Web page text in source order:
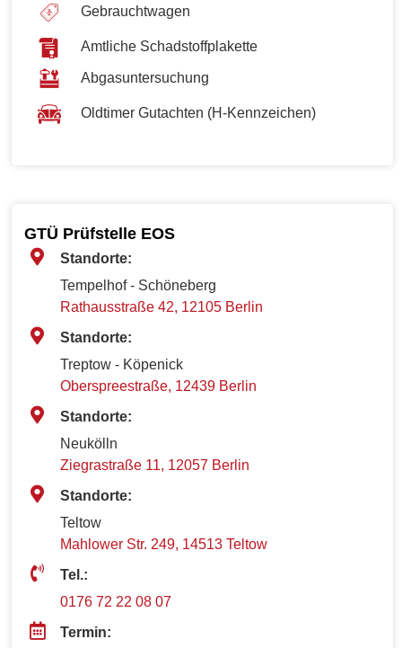
Gebrauchtwagen
Amtliche Schadstoffplakette
Abgasuntersuchung
Oldtimer Gutachten (H-Kennzeichen)
GTÜ Prüfstelle EOS
Standorte:
Tempelhof - Schöneberg
Rathausstraße 42, 12105 Berlin
Standorte:
Treptow - Köpenick
Oberspreestraße, 12439 Berlin
Standorte:
Neukölln
Ziegrastraße 11, 12057 Berlin
Standorte:
Teltow
Mahlower Str. 249, 14513 Teltow
Tel.:
0176 72 22 08 07
Termin: